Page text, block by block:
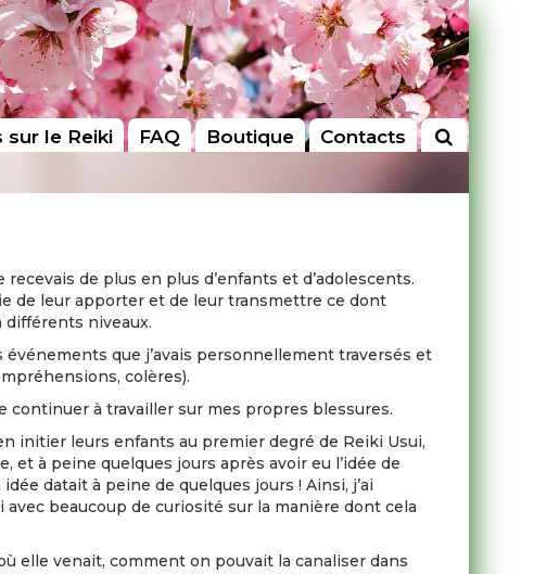
sur le Reiki FAQ Boutique Contacts
de plus en plus d’enfants et d’adolescents.
de leur apporter et de leur transmettre ce dont
différents niveaux.
que j’avais personnellement traversés et
colères).
continuer à travailler sur mes propres blessures.
initier leurs enfants au premier degré de Reiki Usui,
et à peine quelques jours après avoir eu l’idée de
datait à peine de quelques jours ! Ainsi, j’ai
beaucoup de curiosité sur la manière dont cela
elle venait, comment on pouvait la canaliser dans